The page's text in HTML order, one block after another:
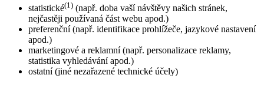
statistické(1) (např. doba vaší návštěvy našich stránek,
nejčastěji používaná část webu apod.)
preferenční (např. identifikace prohlížeče, jazykové nastavení
apod.)
marketingové a reklamní (např. personalizace reklamy,
statistika vyhledávání apod.)
ostatní (jiné nezařazené technické účely)